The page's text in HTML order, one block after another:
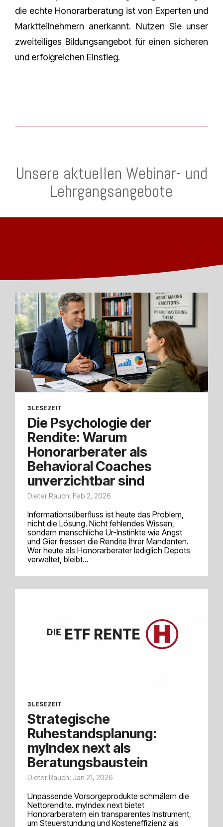
die echte Honorarberatung ist von Experten und
Marktteilnehmern anerkannt. Nutzen Sie unser
zweiteiliges Bildungsangebot für einen sicheren
und erfolgreichen Einstieg.
Unsere aktuellen Webinar- und
Lehrgangsangebote
3 LESEZEIT
Die Psychologie der
Rendite: Warum
Honorarberater als
Behavioral Coaches
unverzichtbar sind
Dieter Rauch: Feb 2, 2026
Informationsüberfluss ist heute das Problem,
nicht die Lösung. Nicht fehlendes Wissen,
sondern menschliche Ur-Instinkte wie Angst
und Gier fressen die Rendite Ihrer Mandanten.
Wer heute als Honorarberater lediglich Depots
verwaltet, bleibt...
3 LESEZEIT
Strategische
Ruhestandsplanung:
myIndex next als
Beratungsbaustein
Dieter Rauch: Jan 21, 2026
Unpassende Vorsorgeprodukte schmälern die
Nettorendite. myIndex next bietet
Honorarberatern ein transparentes Instrument,
um Steuerstundung und Kosteneffizienz als